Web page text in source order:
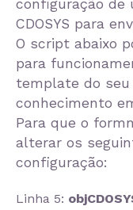
configuração de
CDOSYS para
O script abaixo
para
template do seu
conhecimento
Para que o
alterar os
configuração:
Linha 5: